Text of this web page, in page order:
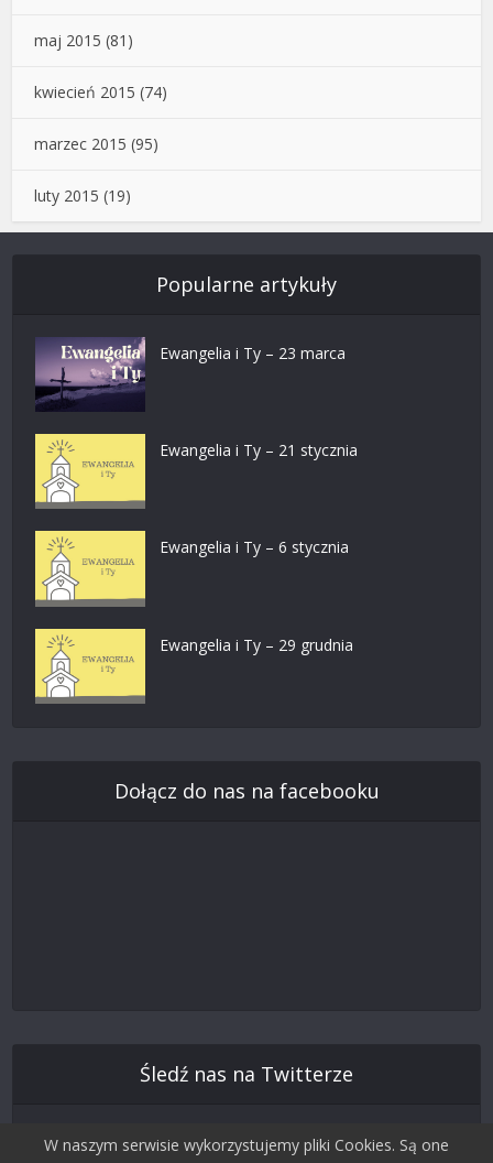
maj 2015 (81)
kwiecień 2015 (74)
marzec 2015 (95)
luty 2015 (19)
Popularne artykuły
Ewangelia i Ty – 23 marca
Ewangelia i Ty – 21 stycznia
Ewangelia i Ty – 6 stycznia
Ewangelia i Ty – 29 grudnia
Dołącz do nas na facebooku
Śledź nas na Twitterze
W naszym serwisie wykorzystujemy pliki Cookies. Są one